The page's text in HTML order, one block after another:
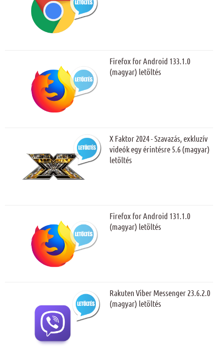
Firefox for Android 133.1.0
(magyar) letöltés
X Faktor 2024 - Szavazás, exkluzív
videók egy érintésre 5.6 (magyar)
letöltés
Firefox for Android 131.1.0
(magyar) letöltés
Rakuten Viber Messenger 23.6.2.0
(magyar) letöltés